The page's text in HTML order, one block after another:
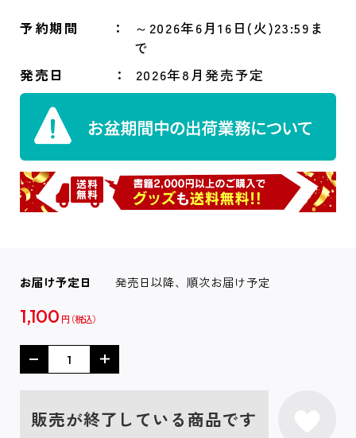
予約期間
～2026年6月16日(火)23:59ま
で
発売日
2026年8月発売予定
お届け予定日 発売日以降、順次お届け予定
1,100 円
販売が終了している商品です